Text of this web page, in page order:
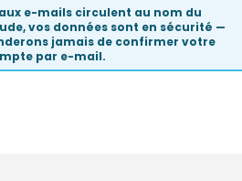
e-mails circulent au nom du
vos données sont en sécurité —
jamaisde confirmer votre
par e-mail.